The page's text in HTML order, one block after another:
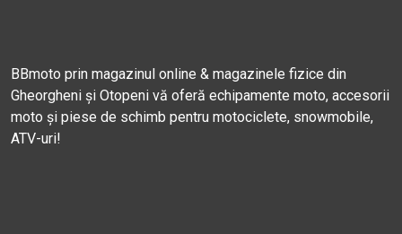
BBmoto prin magazinul online & magazinele fizice din
Gheorgheni și Otopeni vă oferă echipamente moto, accesorii
moto și piese de schimb pentru motociclete, snowmobile,
ATV-uri!